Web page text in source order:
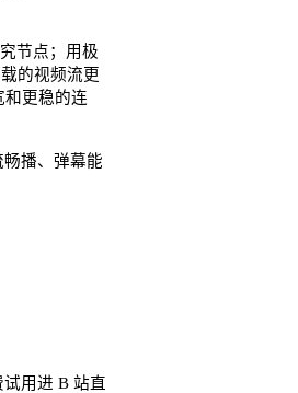
节点；用极
的视频流更
更稳的连
播、弹幕能
用进 B 站直